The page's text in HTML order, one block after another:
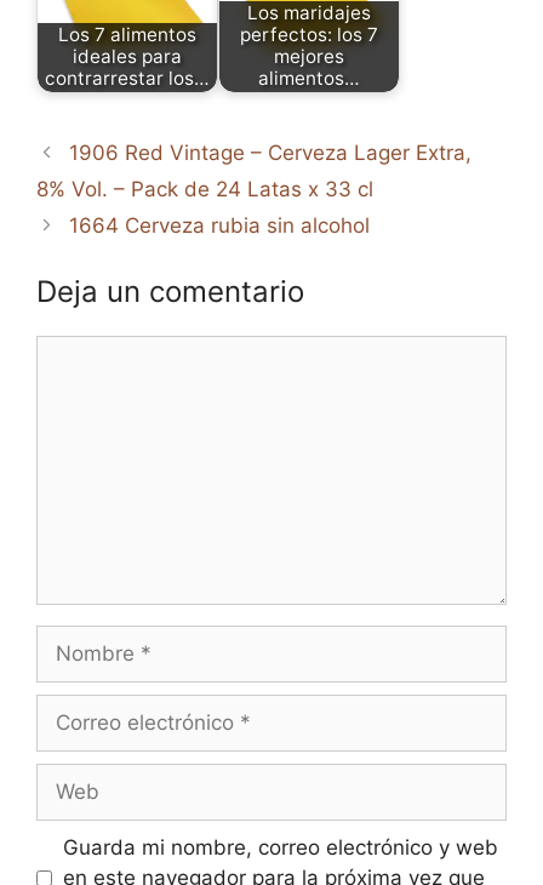
Los 7 alimentos
ideales para
contrarrestar los…
Los maridajes
perfectos: los 7
mejores
alimentos…
1906 Red Vintage – Cerveza Lager Extra,
8% Vol. – Pack de 24 Latas x 33 cl
1664 Cerveza rubia sin alcohol
Deja un comentario
electrónico
Guarda mi nombre, correo electrónico y web
en este navegador para la próxima vez que